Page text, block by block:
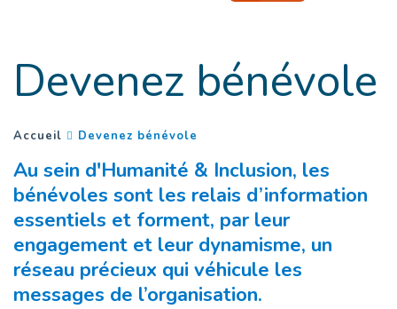
Devenez bénévole
You are here :
Accueil Devenez bénévole
Au sein d'Humanité & Inclusion, les
bénévoles sont les relais d’information
essentiels et forment, par leur
engagement et leur dynamisme, un
réseau précieux qui véhicule les
messages de l’organisation.